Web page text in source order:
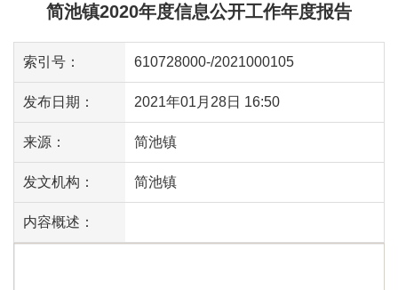
简池镇2020年度信息公开工作年度报告
索引号： 610728000-/2021000105
发布日期： 2021年01月28日 16:50
来源： 简池镇
发文机构： 简池镇
内容概述：